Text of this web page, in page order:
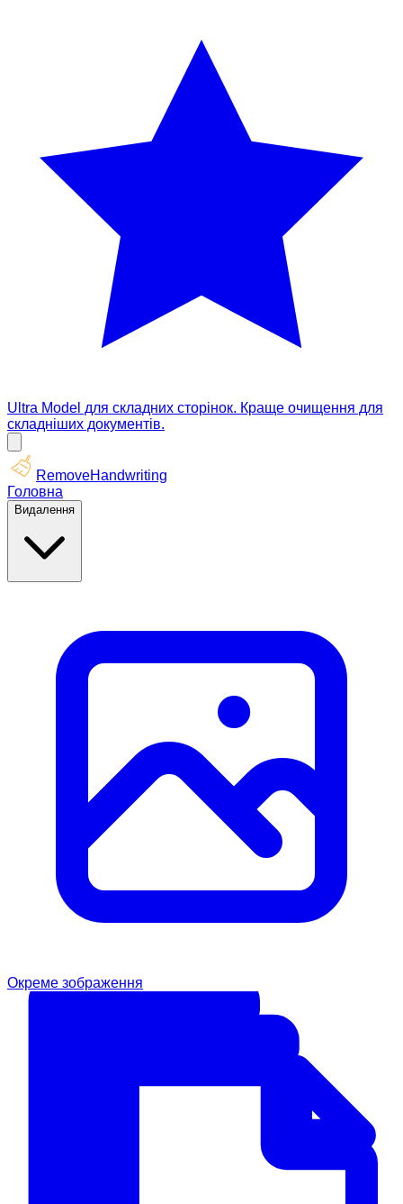
Ultra Model для складних сторінок. Краще очищення для
складніших документів.
RemoveHandwriting
Головна
Видалення
Окреме зображення